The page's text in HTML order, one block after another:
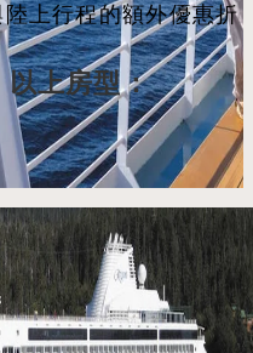
上行程的額外優惠折
以上房型：